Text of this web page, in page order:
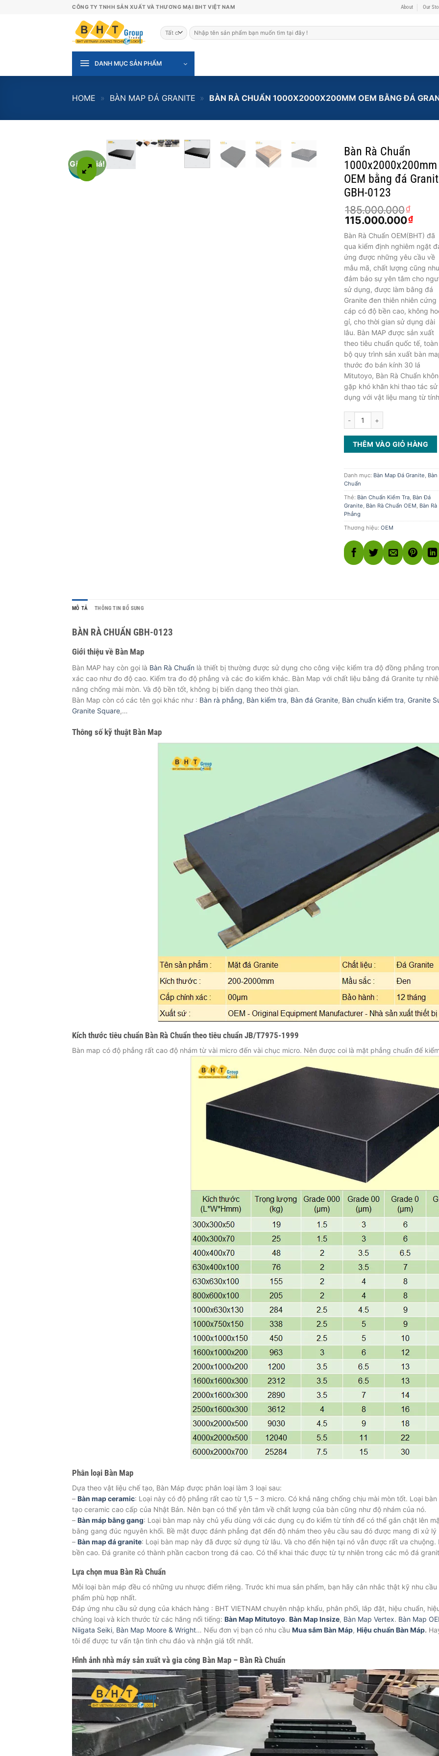
CÔNG TY TNHH SẢN XUẤT VÀ THƯƠNG MẠI BHT VIỆT NAM About Our
Tìm
kiếm:
DANH MỤC SẢN PHẨM
HOME » BÀN MAP ĐÁ GRANITE » BÀN RÀ CHUẨN 1000X2000X200MM OEM BẰNG ĐÁ
Giảm giá!
Bàn Rà Chuẩn
1000x2000x200mm
OEM bằng đá
GBH-0123
185.000.000₫
Giá
gốc
là:
185.000.000₫.
115.000.000₫
hiện
tại
là:
Bàn Rà Chuẩn OEM(BHT) đã
qua kiểm định nghiêm ngặt
ứng được những yêu cầu về
mẫu mã, chất lượng cũng
đảm bảo sự yên tâm cho
sử dụng, được làm bằng đá
Granite đen thiên nhiên cứng
cáp có độ bền cao, không
gỉ, cho thời gian sử dụng dài
lâu. Bàn MAP được sản xuất
theo tiêu chuẩn quốc tế, toàn
bộ quy trình sản xuất bàn
thước đo bán kính 30 lá
Mitutoyo, Bàn Rà Chuẩn
gặp khó khăn khi thao tác sử
dụng với vật liệu mang từ
Bàn Rà Chuẩn
THÊM VÀO GIỎ HÀNG
Danh mục: Bàn Map Đá Granite, Bàn
Chuẩn
Thẻ: Bàn Chuẩn Kiểm Tra, Bàn Đá
Granite, Bàn Rà Chuẩn OEM, Bàn Rà
Phẳng
Thương hiệu: OEM
MÔ TẢ THÔNG TIN BỔ SUNG
BÀN RÀ CHUẨN GBH-0123
Giới thiệu về Bàn Map
Bàn MAP hay còn gọi là Bàn Rà Chuẩn là thiết bị thường được sử dụng cho công việc kiểm tra độ đồng phẳng
xác cao như đo độ cao. Kiểm tra đo độ phẳng và các đo kiểm khác. Bàn Map với chất liệu bằng đá Granite tự
năng chống mài mòn. Và độ bền tốt, không bị biến dạng theo thời gian.
Bàn Map còn có các tên gọi khác như : Bàn rà phẳng, Bàn kiểm tra, Bàn đá Granite, Bàn chuẩn kiểm tra, Granite
Granite Square,…
Thông số kỹ thuật Bàn Map
Kích thước tiêu chuẩn Bàn Rà Chuẩn theo tiêu chuẩn JB/T7975-1999
Bàn map có độ phẳng rất cao độ nhám từ vài micro đến vài chục micro. Nên được coi là mặt phẳng chuẩn để
Phân loại Bàn Map
Dựa theo vật liệu chế tạo, Bàn Máp được phân loại làm 3 loại sau:
– Bàn map ceramic: Loại này có độ phẳng rất cao từ 1,5 – 3 micro. Có khả năng chống chịu mài mòn tốt. Loại
tạo ceramic cao cấp của Nhật Bản. Nên bạn có thể yên tâm về chất lượng của bàn cũng như độ nhám của nó.
– Bàn máp bằng gang: Loại bàn map này chủ yếu dùng với các dụng cụ đo kiểm từ tính để có thể gắn chặt lên
bằng gang đúc nguyên khối. Bề mặt được đánh phẳng đạt đến độ nhám theo yêu cầu sau đó được mang đi xử lý
– Bàn map đá granite: Loại bàn map này đã được sử dụng từ lâu. Và cho đến hiện tại nó vẫn được rất ưa
bền cao. Đá granite có thành phần cacbon trong đá cao. Có thể khai thác được từ tự nhiên trong các mỏ đá
Lựa chọn mua Bàn Rà Chuẩn
Mỗi loại bàn máp đều có những ưu nhược điểm riêng. Trước khi mua sản phẩm, bạn hãy cân nhắc thật kỹ nhu
phẩm phù hợp nhất.
Đáp ứng nhu cầu sử dụng của khách hàng : BHT VIETNAM chuyên nhập khẩu, phân phối, lắp đặt, hiệu chuẩn,
chủng loại và kích thước từ các hãng nổi tiếng: Bàn Map Mitutoyo. Bàn Map Insize, Bàn Map Vertex. Bàn Map
Niigata Seiki, Bàn Map Moore & Wright… Nếu đơn vị bạn có nhu cầu Mua sắm Bàn Máp, Hiệu chuẩn Bàn Máp.
tôi để được tư vấn tận tình chu đáo và nhận giá tốt nhất.
Hình ảnh nhà máy sản xuất và gia công Bàn Map – Bàn Rà Chuẩn